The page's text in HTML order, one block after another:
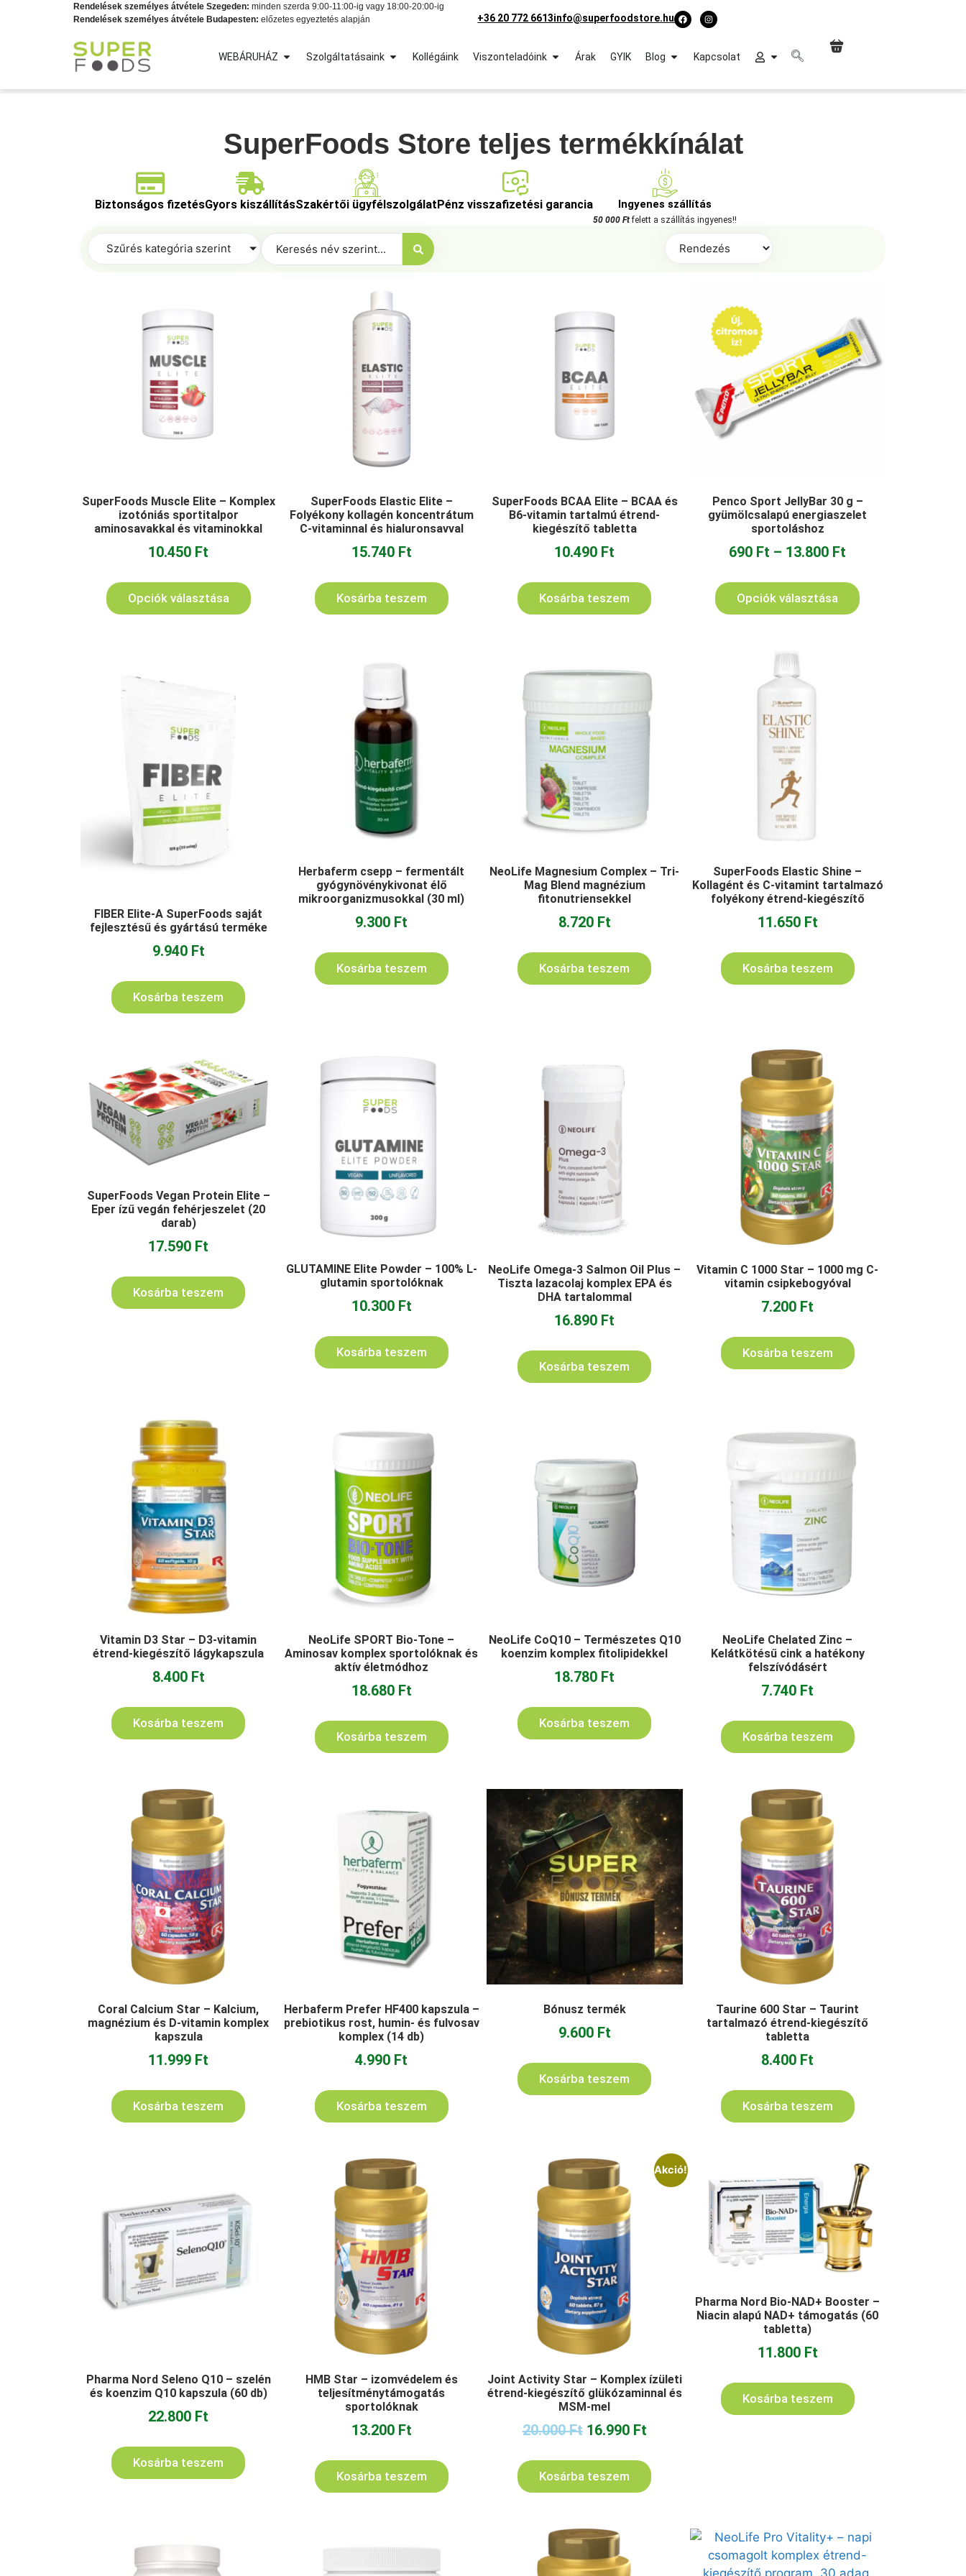
Rendelések személyes átvétele Szegeden: minden szerda 9:00-11:00-ig vagy 18:00-20:00-ig
Rendelések személyes átvétele Budapesten: előzetes egyeztetés alapján +36 20 772 6613info@superfoodstore.hu
WEBÁRUHÁZ Szolgáltatásaink Kollégáink Viszonteladóink Árak GYIK Blog Kapcsolat
SuperFoods Store teljes termékkínálat
Biztonságos fizetésGyors kiszállításSzakértői ügyfélszolgálat Pénz visszafizetési garancia Ingyenes szállítás
50 000 Ftfelett a szállítás ingyenes!!
Szűrés kategória szerint
SuperFoods Muscle Elite – Komplex
izotóniás sportitalpor
aminosavakkal és vitaminokkal
10.450 Ft
Opciók választása
SuperFoods Elastic Elite –
Folyékony kollagén koncentrátum
C-vitaminnal és hialuronsavval
15.740 Ft
Kosárba teszem
SuperFoods BCAA Elite – BCAA és
B6-vitamin tartalmú étrend-
kiegészítő tabletta
10.490 Ft
Kosárba teszem
Penco Sport JellyBar 30 g –
gyümölcsalapú energiaszelet
sportoláshoz
690 Ft – 13.800 Ft
Opciók választása
FIBER Elite-A SuperFoods saját
fejlesztésű és gyártású terméke
9.940 Ft
Kosárba teszem
Herbaferm csepp – fermentált
gyógynövénykivonat élő
mikroorganizmusokkal (30 ml)
9.300 Ft
Kosárba teszem
NeoLife Magnesium Complex – Tri-
Mag Blend magnézium
fitonutriensekkel
8.720 Ft
Kosárba teszem
SuperFoods Elastic Shine –
Kollagént és C-vitamint tartalmazó
folyékony étrend-kiegészítő
11.650 Ft
Kosárba teszem
SuperFoods Vegan Protein Elite –
Eper ízű vegán fehérjeszelet (20
darab)
17.590 Ft
Kosárba teszem
GLUTAMINE Elite Powder – 100% L-
glutamin sportolóknak
10.300 Ft
Kosárba teszem
NeoLife Omega-3 Salmon Oil Plus –
Tiszta lazacolaj komplex EPA és
DHA tartalommal
16.890 Ft
Kosárba teszem
Vitamin C 1000 Star – 1000 mg C-
vitamin csipkebogyóval
7.200 Ft
Kosárba teszem
Vitamin D3 Star – D3-vitamin
étrend-kiegészítő lágykapszula
8.400 Ft
Kosárba teszem
NeoLife SPORT Bio-Tone –
Aminosav komplex sportolóknak és
aktív életmódhoz
18.680 Ft
Kosárba teszem
NeoLife CoQ10 – Természetes Q10
koenzim komplex fitolipidekkel
18.780 Ft
Kosárba teszem
NeoLife Chelated Zinc –
Kelátkötésű cink a hatékony
felszívódásért
7.740 Ft
Kosárba teszem
Coral Calcium Star – Kalcium,
magnézium és D-vitamin komplex
kapszula
11.999 Ft
Kosárba teszem
Herbaferm Prefer HF400 kapszula –
prebiotikus rost, humin- és fulvosav
komplex (14 db)
4.990 Ft
Kosárba teszem
Bónusz termék
9.600 Ft
Kosárba teszem
Taurine 600 Star – Taurint
tartalmazó étrend-kiegészítő
tabletta
8.400 Ft
Kosárba teszem
Pharma Nord Seleno Q10 – szelén
és koenzim Q10 kapszula (60 db)
22.800 Ft
Kosárba teszem
HMB Star – izomvédelem és
teljesítménytámogatás
sportolóknak
13.200 Ft
Kosárba teszem
Akció!
Joint Activity Star – Komplex ízületi
étrend-kiegészítő glükózaminnal és
MSM-mel
20.000Ft 16.990 Ft
Kosárba teszem
Pharma Nord Bio-NAD+ Booster –
Niacin alapú NAD+ támogatás (60
tabletta)
11.800 Ft
Kosárba teszem